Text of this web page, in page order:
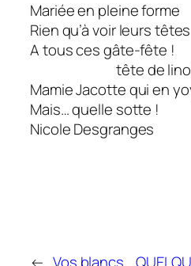
Mariée en pleine forme
Rien qu’à voir leurs têtes
A tous ces gâte-fête !
tête de linotte,
Mamie Jacotte qui en
Mais… quelle sotte !
Nicole Desgranges